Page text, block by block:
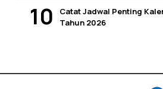
Catat Jadwal Penting
Tahun 2026